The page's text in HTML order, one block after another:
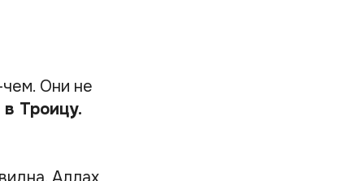
Они не
в Троицу.